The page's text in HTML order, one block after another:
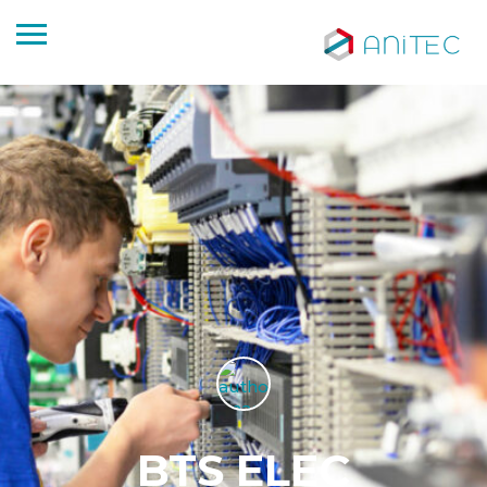
BTS ELEC